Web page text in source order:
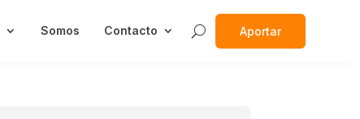
Somos Contacto Aportar